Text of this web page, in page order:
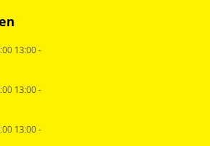
13:00 -
13:00 -
13:00 -